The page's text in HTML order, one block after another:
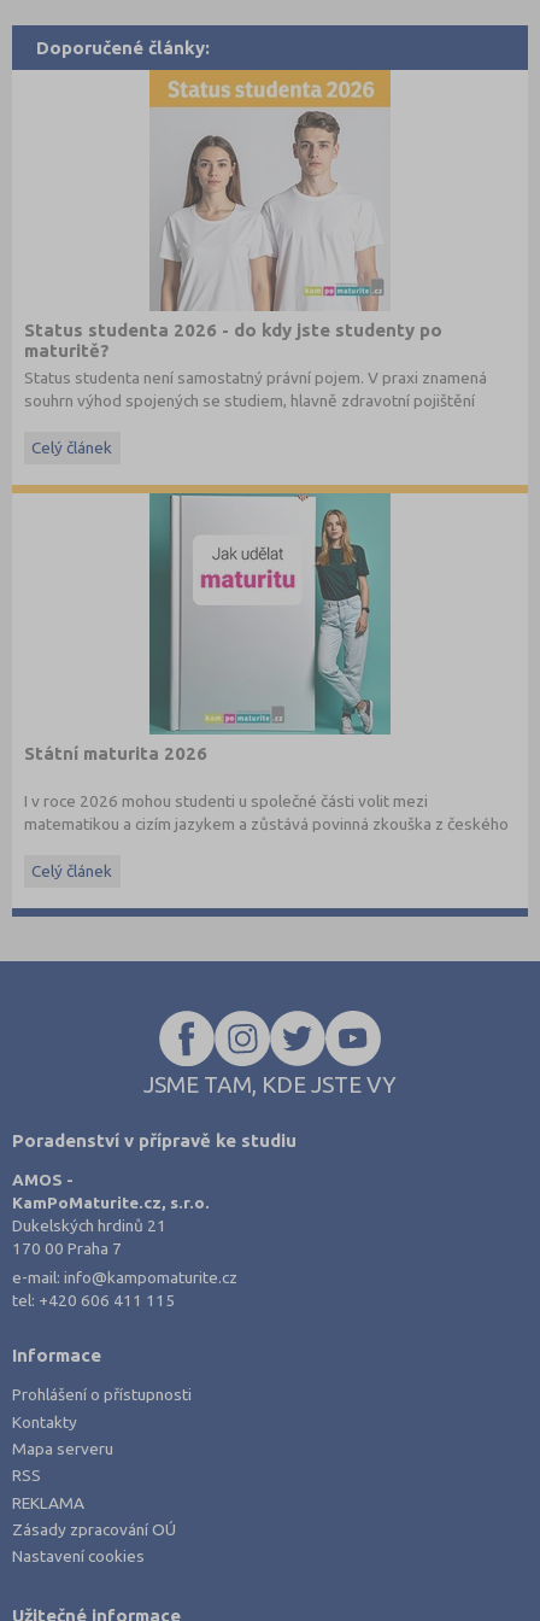
Doporučené články:
Status studenta 2026 - do kdy jste studenty po
maturitě?
Status studenta není samostatný právní pojem. V praxi znamená
souhrn výhod spojených se studiem, hlavně zdravotní pojištění
Celý článek
Státní maturita 2026
I v roce 2026 mohou studenti u společné části volit mezi
matematikou a cizím jazykem a zůstává povinná zkouška z českého
informacemi.
Celý článek
JSME TAM, KDE JSTE VY
Poradenství v přípravě ke studiu
AMOS -
KamPoMaturite.cz, s.r.o.
Dukelských hrdinů 21
170 00 Praha 7
e-mail:info@kampomaturite.cz
tel: +420 606 411 115
Informace
Prohlášení o přístupnosti
Kontakty
Mapa serveru
RSS
REKLAMA
Zásady zpracování OÚ
Nastavení cookies
Užitečné informace